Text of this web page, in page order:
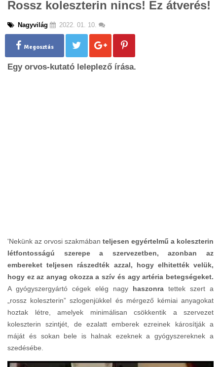
g
Rossz koleszterin nincs! Ez átverés!
Nagyvilág 2022. 01. 10.
Megosztás
Egy orvos-kutató leleplező írása.
'Nekünk az orvosi szakmában teljesen egyértelmű a koleszterin
létfontosságú szerepe a szervezetben, azonban az
embereket teljesen rászedték azzal, hogy elhitették velük,
hogy ez az anyag okozza a szív és agy artéria betegségeket.
A gyógyszergyártó cégek elég nagy haszonra tettek szert a
„rossz koleszterin” szlogenjükkel és mérgező kémiai anyagokat
hoztak létre, amelyek minimálisan csökkentik a szervezet
koleszterin szintjét, de ezalatt emberek ezreinek károsítják a
máját és sokan bele is halnak ezeknek a gyógyszereknek a
szedésébe.